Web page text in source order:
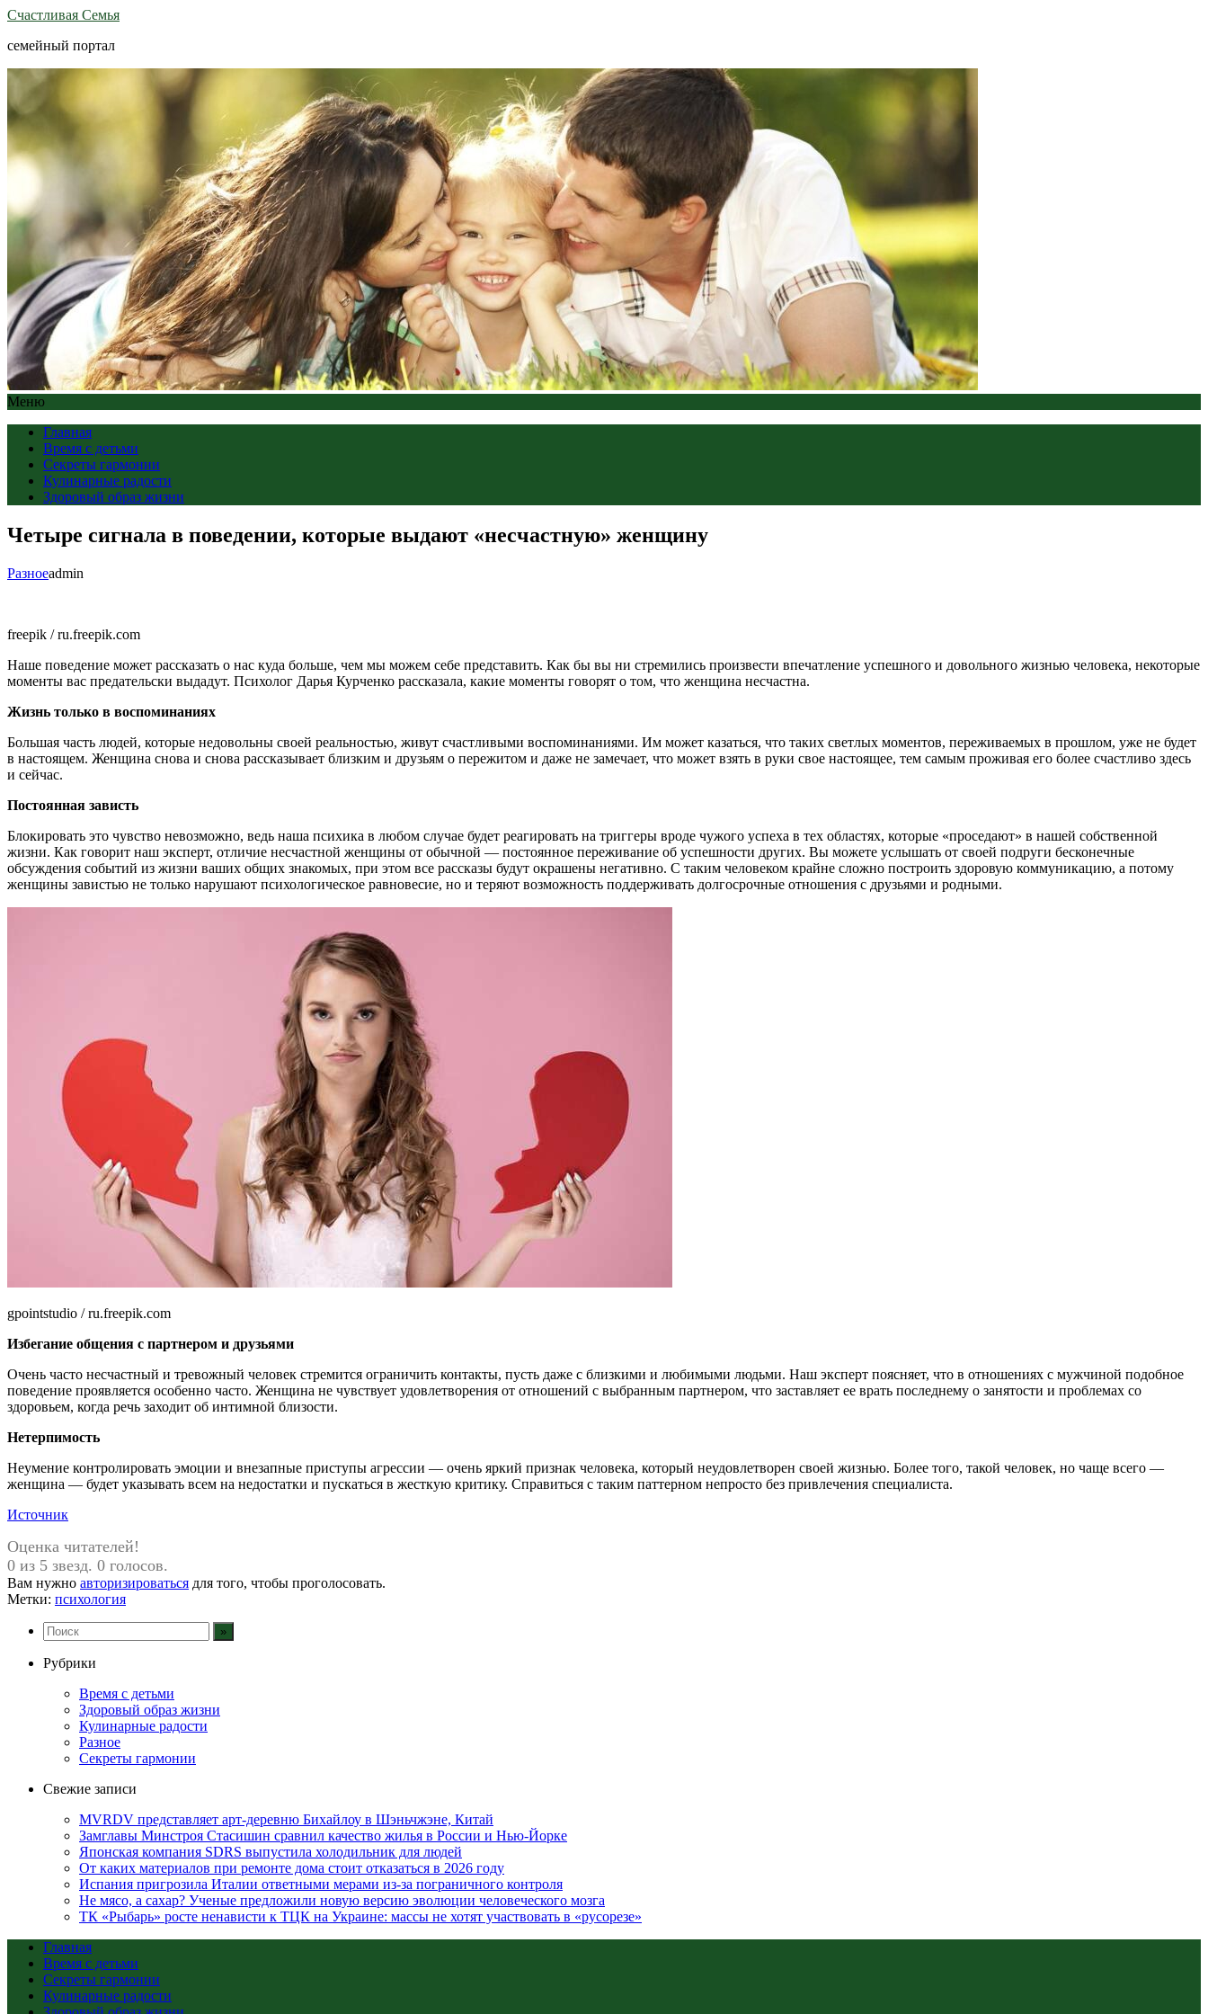
Счастливая Семья
семейный портал
Меню
Главная
Время с детьми
Секреты гармонии
Кулинарные радости
Здоровый образ жизни
Четыре сигнала в поведении, которые выдают «несчастную» женщину
Разноеadmin
freepik / ru.freepik.com
Наше поведение может рассказать о нас куда больше, чем мы можем себе представить. Как бы вы ни стремились произвести впечатление успешного и довольного жизнью человека, некоторые
моменты вас предательски выдадут. Психолог Дарья Курченко рассказала, какие моменты говорят о том, что женщина несчастна.
Жизнь только в воспоминаниях
Большая часть людей, которые недовольны своей реальностью, живут счастливыми воспоминаниями. Им может казаться, что таких светлых моментов, переживаемых в прошлом, уже не будет
в настоящем. Женщина снова и снова рассказывает близким и друзьям о пережитом и даже не замечает, что может взять в руки свое настоящее, тем самым проживая его более счастливо здесь
и сейчас.
Постоянная зависть
Блокировать это чувство невозможно, ведь наша психика в любом случае будет реагировать на триггеры вроде чужого успеха в тех областях, которые «проседают» в нашей собственной
жизни. Как говорит наш эксперт, отличие несчастной женщины от обычной — постоянное переживание об успешности других. Вы можете услышать от своей подруги бесконечные
обсуждения событий из жизни ваших общих знакомых, при этом все рассказы будут окрашены негативно. С таким человеком крайне сложно построить здоровую коммуникацию, а потому
женщины завистью не только нарушают психологическое равновесие, но и теряют возможность поддерживать долгосрочные отношения с друзьями и родными.
gpointstudio / ru.freepik.com
Избегание общения с партнером и друзьями
Очень часто несчастный и тревожный человек стремится ограничить контакты, пусть даже с близкими и любимыми людьми. Наш эксперт поясняет, что в отношениях с мужчиной подобное
поведение проявляется особенно часто. Женщина не чувствует удовлетворения от отношений с выбранным партнером, что заставляет ее врать последнему о занятости и проблемах со
здоровьем, когда речь заходит об интимной близости.
Нетерпимость
Неумение контролировать эмоции и внезапные приступы агрессии — очень яркий признак человека, который неудовлетворен своей жизнью. Более того, такой человек, но чаще всего —
женщина — будет указывать всем на недостатки и пускаться в жесткую критику. Справиться с таким паттерном непросто без привлечения специалиста.
Источник
Оценка читателей!
0 из 5 звезд. 0 голосов.
Вам нужно авторизироваться для того, чтобы проголосовать.
Метки: психология
Рубрики
Время с детьми
Здоровый образ жизни
Кулинарные радости
Разное
Секреты гармонии
Свежие записи
MVRDV представляет арт-деревню Бихайлоу в Шэньчжэне, Китай
Замглавы Минстроя Стасишин сравнил качество жилья в России и Нью-Йорке
Японская компания SDRS выпустила холодильник для людей
От каких материалов при ремонте дома стоит отказаться в 2026 году
Испания пригрозила Италии ответными мерами из-за пограничного контроля
Не мясо, а сахар? Ученые предложили новую версию эволюции человеческого мозга
ТК «Рыбарь» росте ненависти к ТЦК на Украине: массы не хотят участвовать в «русорезе»
Главная
Время с детьми
Секреты гармонии
Кулинарные радости